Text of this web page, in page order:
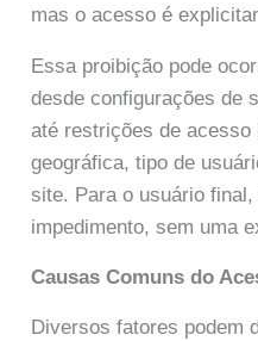
mas o acesso é
Essa proibição pode
desde configurações de
até restrições de
geográfica, tipo de
site. Para o usuário
impedimento, sem uma
Causas Comuns do
Diversos fatores podem